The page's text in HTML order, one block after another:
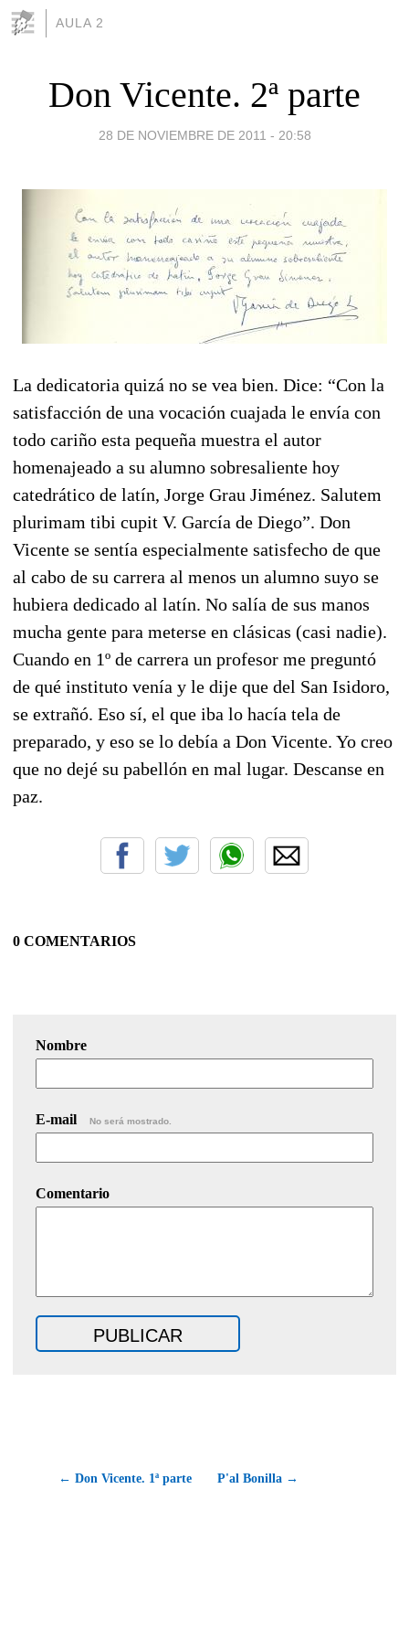
AULA 2
Don Vicente. 2ª parte
28 DE NOVIEMBRE DE 2011 - 20:58
La dedicatoria quizá no se vea bien. Dice: “Con la
satisfacción de una vocación cuajada le envía con
todo cariño esta pequeña muestra el autor
homenajeado a su alumno sobresaliente hoy
catedrático de latín, Jorge Grau Jiménez. Salutem
plurimam tibi cupit V. García de Diego”. Don
Vicente se sentía especialmente satisfecho de que
al cabo de su carrera al menos un alumno suyo se
hubiera dedicado al latín. No salía de sus manos
mucha gente para meterse en clásicas (casi nadie).
Cuando en 1º de carrera un profesor me preguntó
de qué instituto venía y le dije que del San Isidoro,
se extrañó. Eso sí, el que iba lo hacía tela de
preparado, y eso se lo debía a Don Vicente. Yo creo
que no dejé su pabellón en mal lugar. Descanse en
paz.
0 COMENTARIOS
Nombre
E-mail No será mostrado.
Comentario
← Don Vicente. 1ª parte P'al Bonilla →